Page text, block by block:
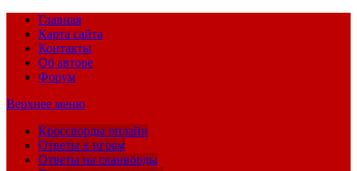
Главная
Карта сайта
Контакты
Об авторе
Форум
Верхнее меню
Кроссворды онлайн
Ответы к играм
Ответы на сканворды